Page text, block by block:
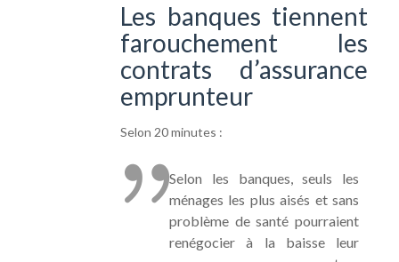
Les banques tiennent
farouchement les
contrats d’assurance
emprunteur
Selon 20 minutes :
Selon les banques, seuls les
ménages les plus aisés et sans
problème de santé pourraient
renégocier à la baisse leur